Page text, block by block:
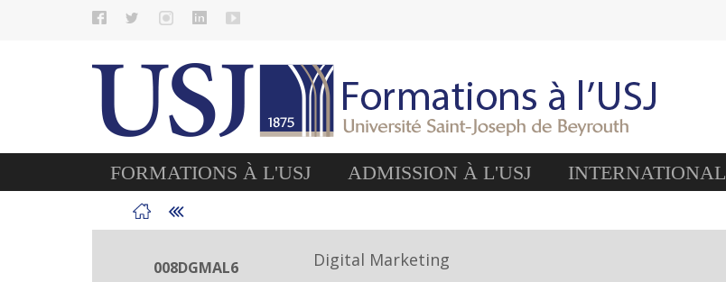
FORMATIONS À L'USJ ADMISSION À L'USJ INTERNATIONAL
008DGMAL6 Digital Marketing